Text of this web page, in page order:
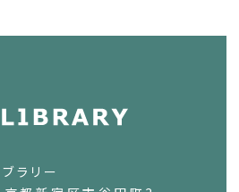
ラリー